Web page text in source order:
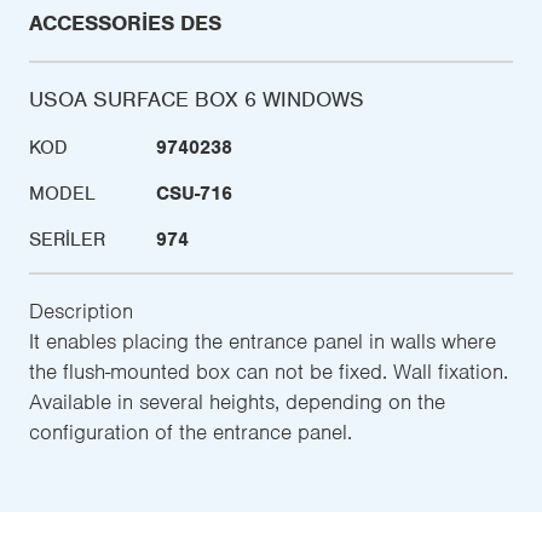
ACCESSORIES DES
USOA SURFACE BOX 6 WINDOWS
KOD
9740238
MODEL
CSU-716
SERILER
974
Description
It enables placing the entrance panel in walls where
the flush-mounted box can not be fixed. Wall fixation.
Available in several heights, depending on the
configuration of the entrance panel.